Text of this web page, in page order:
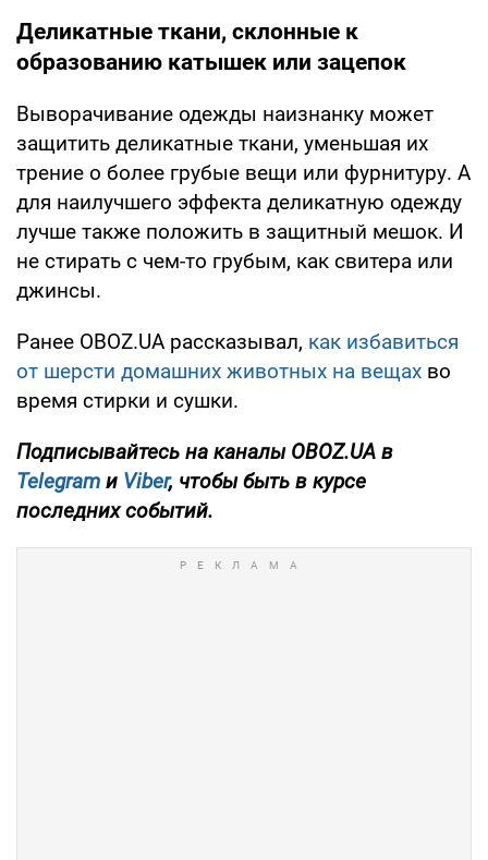
Деликатные ткани, склонные к
образованию катышек или зацепок
Выворачивание одежды наизнанку может
защитить деликатные ткани, уменьшая их
трение о более грубые вещи или фурнитуру. А
для наилучшего эффекта деликатную одежду
лучше также положить в защитный мешок. И
не стирать с чем-то грубым, как свитера или
джинсы.
Ранее OBOZ.UA рассказывал, как избавиться
от шерсти домашних животных на вещах во
время стирки и сушки.
Подписывайтесь на каналы OBOZ.UA в
Telegram и Viber, чтобы быть в курсе
последних событий.